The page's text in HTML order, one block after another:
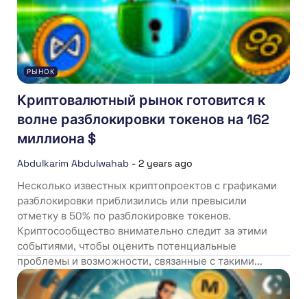
РЫНОК
Криптовалютный рынок готовится к
волне разблокировки токенов на 162
миллиона $
Abdulkarim Abdulwahab - 2 years ago
Несколько известных криптопроектов с графиками
разблокировки приблизились или превысили
отметку в 50% по разблокировке токенов.
Криптосообщество внимательно следит за этими
событиями, чтобы оценить потенциальные
проблемы и возможности, связанные с такими...